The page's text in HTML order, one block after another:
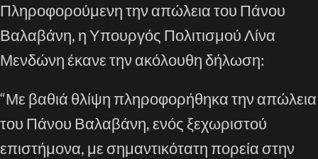
Πληροφορούμενη την απώλεια του Πάνου
Βαλαβάνη, η Υπουργός Πολιτισμού Λίνα
Μενδώνη έκανε την ακόλουθη δήλωση:
“Με βαθιά θλίψη πληροφορήθηκα την απώλεια
του Πάνου Βαλαβάνη, ενός ξεχωριστού
επιστήμονα, με σημαντικότατη πορεία στην